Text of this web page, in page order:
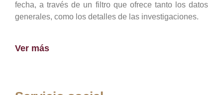
fecha, a través de un filtro que ofrece tanto los datos
generales, como los detalles de las investigaciones.
Ver más